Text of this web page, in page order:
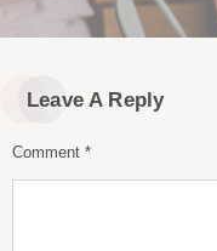
Leave A Reply
Comment *